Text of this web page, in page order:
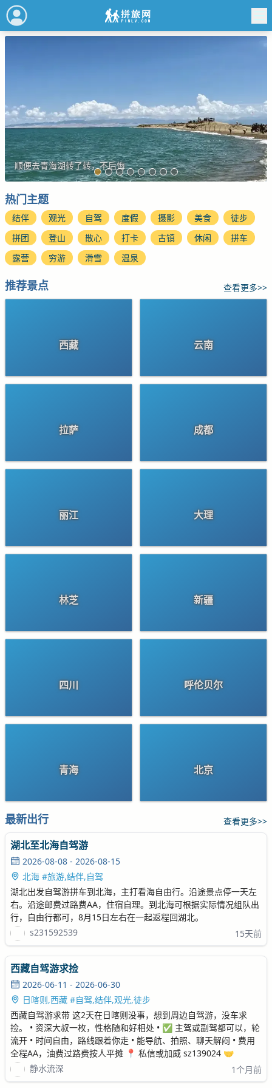
顺便去青海湖转了转，不后悔
热门主题
结伴 观光 自驾 度假 摄影 美食
徒步
拼团
登山 散心 打卡 古镇 休闲
拼车
露营
穷游 滑雪 温泉
推荐景点 查看更多>>
西藏 云南
拉萨 成都
丽江 大理
林芝 新疆
四川 呼伦贝尔
青海 北京
最新出行 查看更多>>
湖北至北海自驾游
2026-08-08 - 2026-08-15
北海 #旅游,结伴,自驾
湖北出发自驾游拼车到北海，主打看海自由行。沿途景点停一天左
右。沿途邮费过路费AA，住宿自理。到北海可根据实际情况组队出
行，自由行都可，8月15日左右在一起返程回湖北。
s231592539
15天前
西藏自驾游求捡
2026-06-11 - 2026-06-30
日喀则,西藏 #自驾,结伴,观光,徒步
西藏自驾游求带 这2天在日喀则没事，想到周边自驾游，没车求
捡。 • 资深大叔一枚，性格随和好相处 • ✅ 主驾或副驾都可以，轮
流开 • 时间自由，路线跟着你走 • 能导航、拍照、聊天解闷 • 费用
全程AA，油费过路费按人平摊 📍 私信或加威 sz139024 🤝
静水流深
1个月前